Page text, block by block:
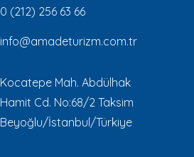
0 (212) 256 63 66
info@amadeturizm.com.tr
Kocatepe Mah. Abdülhak
Hamit Cd. No:68/2 Taksim
Beyoğlu/İstanbul/Türkiye